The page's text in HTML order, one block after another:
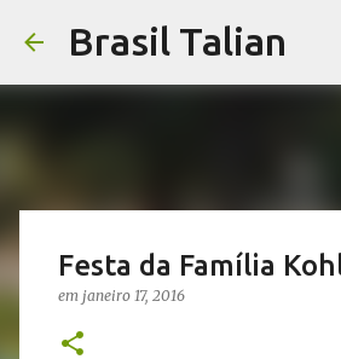
Brasil Talian
Festa da Família
em janeiro 17, 2016